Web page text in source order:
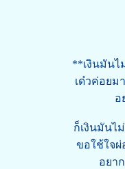
**เงินมันไ
เด๋วค่อยม
อ
ก็เงินมันไ
ขอใช้ใจผ่
อยา